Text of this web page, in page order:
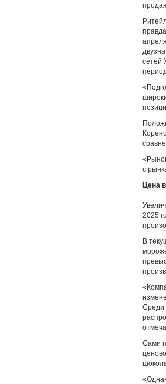
сетей
с
Цена
2025
В
Среди
Сами